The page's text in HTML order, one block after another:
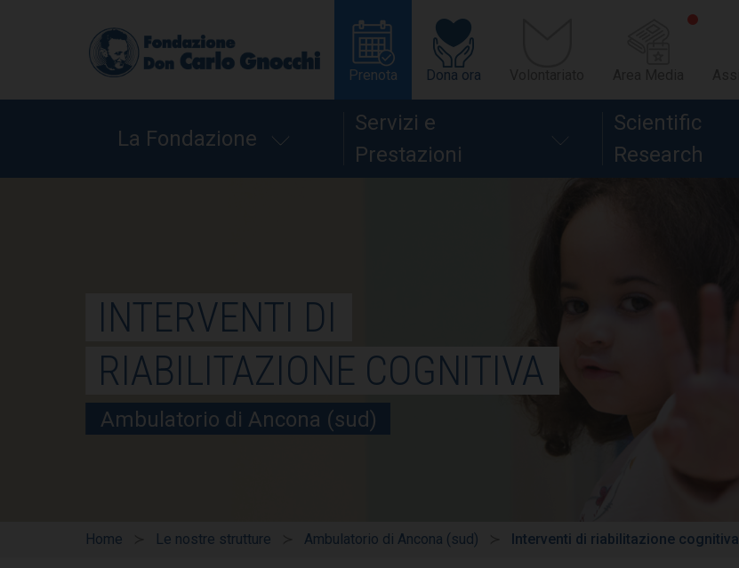
Prenota Dona ora
La Fondazione
Servizi e
Prestazioni
Scientific
Research
INTERVENTI DI
RIABILITAZIONE COGNITIVA
Ambulatorio di Ancona (sud)
Home Le nostre strutture Ambulatorio di Ancona (sud) Interventi di riabilitazione cognitiva